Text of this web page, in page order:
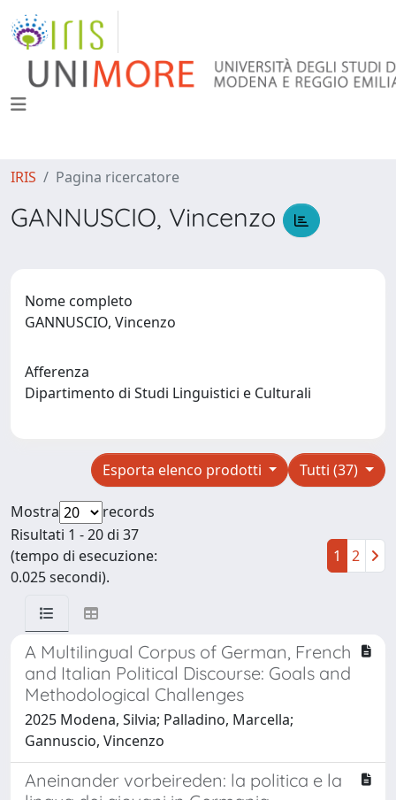
IRIS Pagina ricercatore
GANNUSCIO, Vincenzo
Nome completo
GANNUSCIO, Vincenzo
Afferenza
Dipartimento di Studi Linguistici e Culturali
Tutti (37)
Esporta elenco prodotti
Mostra
records
Risultati 1 - 20 di 37
(tempo di esecuzione:
0.025 secondi).
1 2
A Multilingual Corpus of German, French
and Italian Political Discourse: Goals and
Methodological Challenges
2025 Modena, Silvia; Palladino, Marcella;
Gannuscio, Vincenzo
Aneinander vorbeireden: la politica e la